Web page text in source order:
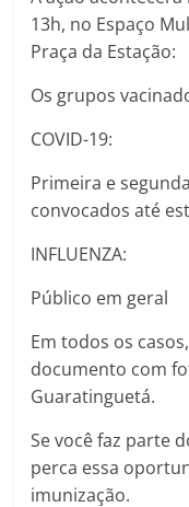
13h, no Espaço
Praça da Estação:
Os grupos
COVID-19:
Primeira e
convocados até
INFLUENZA:
Público em geral
Em todos os
documento com
Guaratinguetá.
Se você faz parte
perca essa
imunização.